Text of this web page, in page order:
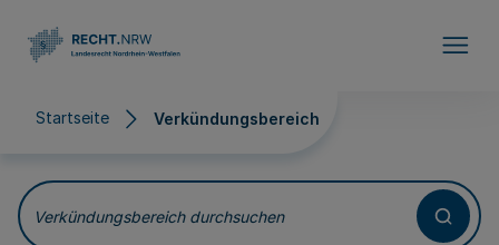
Startseite Verkündungsbereich
Verkündungsbereich
Verkündungsbereich durchsuchen